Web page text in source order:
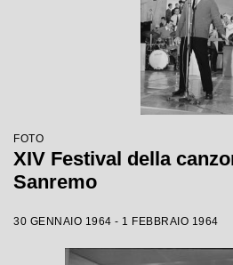
FOTO
XIV Festival della
Sanremo
30 GENNAIO 1964 - 1 FEBBRAIO 1964